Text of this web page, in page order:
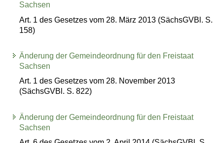
Sachsen
Art. 1 des Gesetzes vom 28. März 2013 (SächsGVBl. S.
158)
Änderung der Gemeindeordnung für den Freistaat
Sachsen
Art. 1 des Gesetzes vom 28. November 2013
(SächsGVBl. S. 822)
Änderung der Gemeindeordnung für den Freistaat
Sachsen